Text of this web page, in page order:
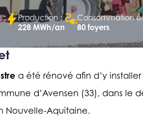
:
Production :
228 MWh/an
Consommation
80 foyers
a été rénové afin d’y
d’Avensen (33), dans le
Nouvelle-Aquitaine.